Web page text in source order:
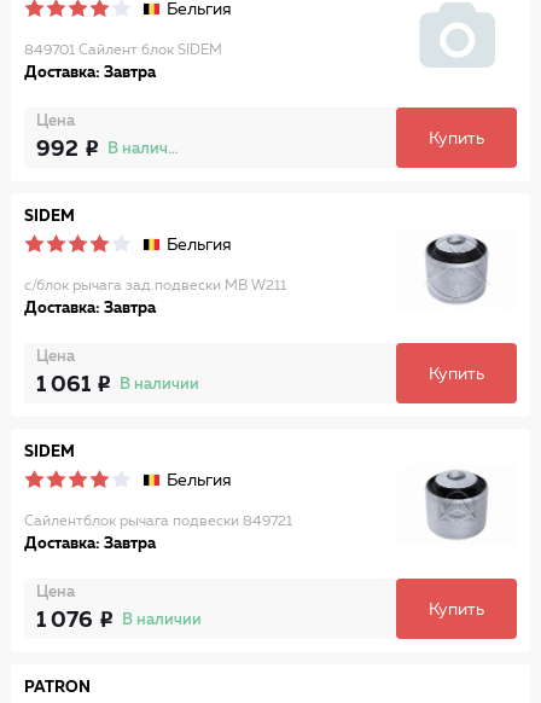
Бельгия
849701 Сайлент блок SIDEM
Доставка: Завтра
Цена
992 В наличии
Купить
SIDEM
Бельгия
с/блок рычага зад.подвески MB W211
Доставка: Завтра
Цена
1 061 В наличии
Купить
SIDEM
Бельгия
Сайлентблок рычага подвески 849721
Доставка: Завтра
Цена
1 076 В наличии
Купить
PATRON